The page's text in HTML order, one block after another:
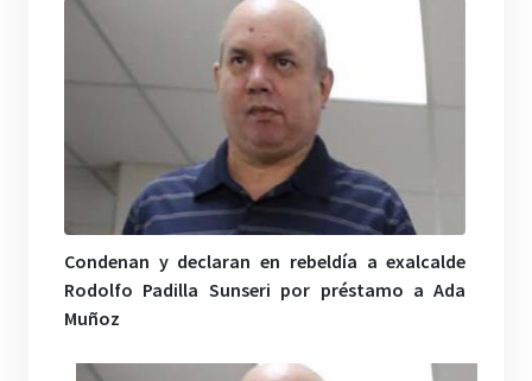
Condenan y declaran en rebeldía a exalcalde
Rodolfo Padilla Sunseri por préstamo a Ada
Muñoz